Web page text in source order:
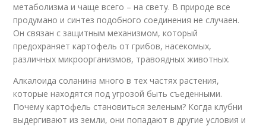
метаболизма и чаще всего – на свету. В природе все
продумано и синтез подобного соединения не случаен.
Он связан с защитным механизмом, который
предохраняет картофель от грибов, насекомых,
различных микроорганизмов, травоядных животных.
Алкалоида соланина много в тех частях растения,
которые находятся под угрозой быть съеденными.
Почему картофель становиться зеленым? Когда клубни
выдергивают из земли, они попадают в другие условия и